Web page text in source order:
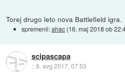
Torej drugo leto nova Battlefield igra.
spremenil:ahac (16. maj 2018 ob
scipascapa
::6. avg 2017, 07:53